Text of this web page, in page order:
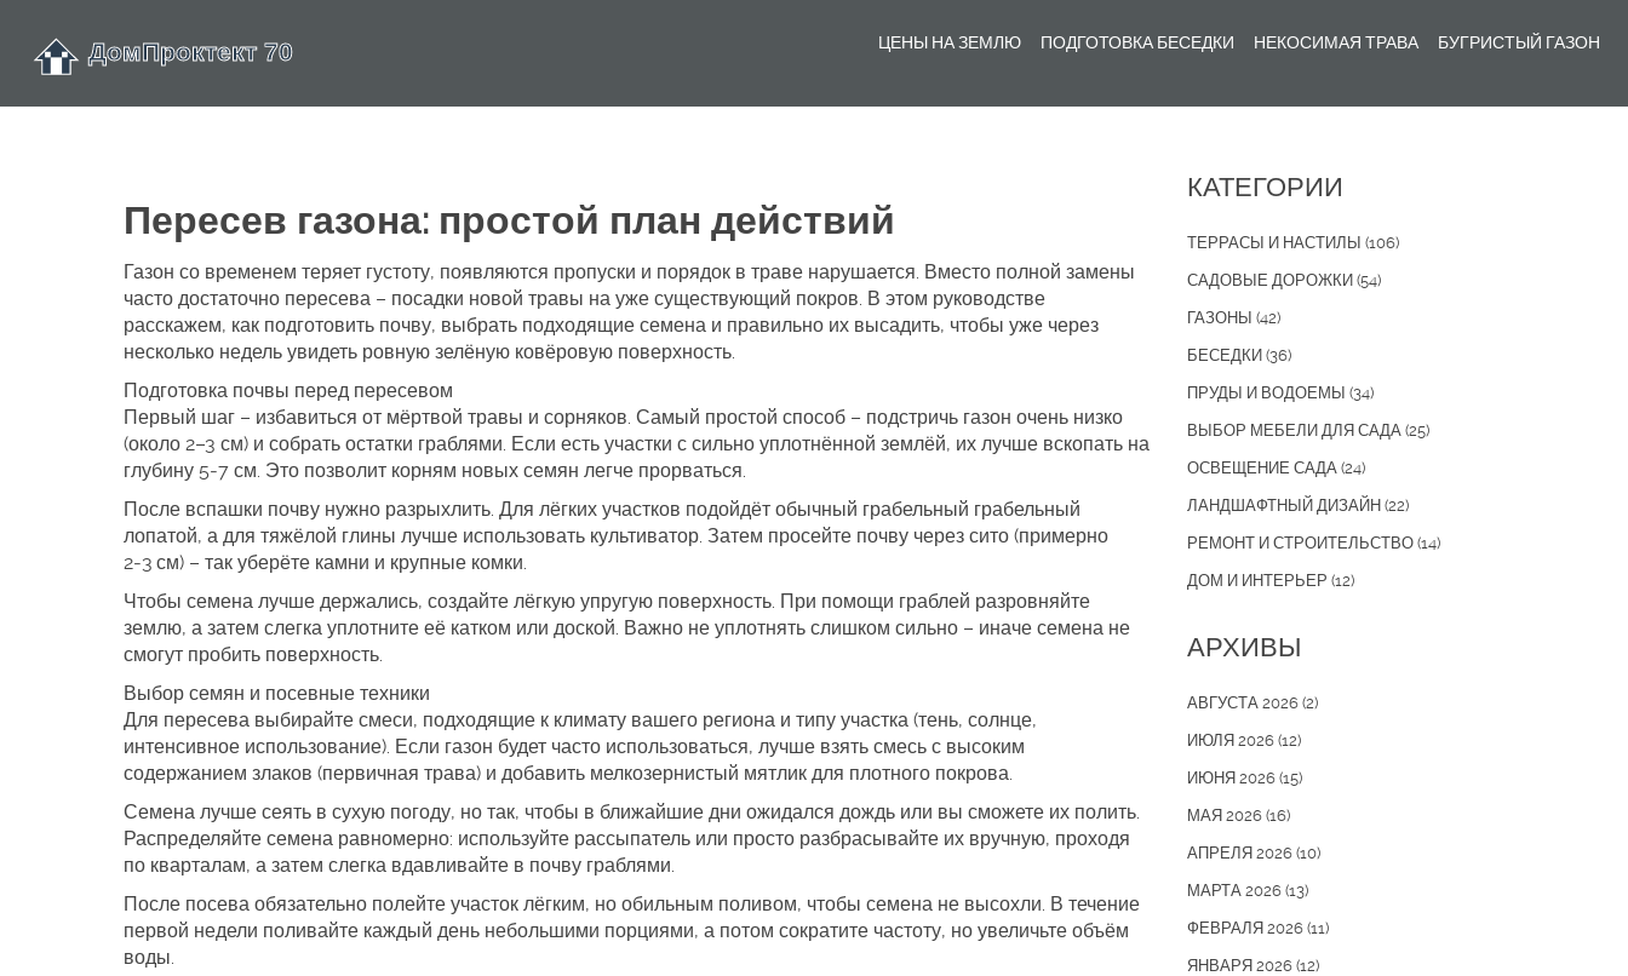
ЦЕНЫ НА ЗЕМЛЮ ПОДГОТОВКА БЕСЕДКИ НЕКОСИМАЯ ТРАВА БУГРИСТЫЙ ГАЗОН
Пересев газона: простой план действий
Газон со временем теряет густоту, появляются пропуски и порядок в траве нарушается. Вместо полной замены
часто достаточно пересева – посадки новой травы на уже существующий покров. В этом руководстве
расскажем, как подготовить почву, выбрать подходящие семена и правильно их высадить, чтобы уже через
несколько недель увидеть ровную зелёную ковёровую поверхность.
Подготовка почвы перед пересевом
Первый шаг – избавиться от мёртвой травы и сорняков. Самый простой способ – подстричь газон очень низко
(около 2–3 см) и собрать остатки граблями. Если есть участки с сильно уплотнённой землёй, их лучше вскопать на
глубину 5‑7 см. Это позволит корням новых семян легче прорваться.
После вспашки почву нужно разрыхлить. Для лёгких участков подойдёт обычный грабельный грабельный
лопатой, а для тяжёлой глины лучше использовать культиватор. Затем просейте почву через сито (примерно
2‑3 см) – так уберёте камни и крупные комки.
Чтобы семена лучше держались, создайте лёгкую упругую поверхность. При помощи граблей разровняйте
землю, а затем слегка уплотните её катком или доской. Важно не уплотнять слишком сильно – иначе семена не
смогут пробить поверхность.
Выбор семян и посевные техники
Для пересева выбирайте смеси, подходящие к климату вашего региона и типу участка (тень, солнце,
интенсивное использование). Если газон будет часто использоваться, лучше взять смесь с высоким
содержанием злаков (первичная трава) и добавить мелкозернистый мятлик для плотного покрова.
Семена лучше сеять в сухую погоду, но так, чтобы в ближайшие дни ожидался дождь или вы сможете их полить.
Распределяйте семена равномерно: используйте рассыпатель или просто разбрасывайте их вручную, проходя
по кварталам, а затем слегка вдавливайте в почву граблями.
После посева обязательно полейте участок лёгким, но обильным поливом, чтобы семена не высохли. В течение
первой недели поливайте каждый день небольшими порциями, а потом сократите частоту, но увеличьте объём
воды.
КАТЕГОРИИ
ТЕРРАСЫ И НАСТИЛЫ (106)
САДОВЫЕ ДОРОЖКИ (54)
ГАЗОНЫ (42)
БЕСЕДКИ (36)
ПРУДЫ И ВОДОЕМЫ (34)
ВЫБОР МЕБЕЛИ ДЛЯ САДА (25)
ОСВЕЩЕНИЕ САДА (24)
ЛАНДШАФТНЫЙ ДИЗАЙН (22)
РЕМОНТ И СТРОИТЕЛЬСТВО (14)
ДОМ И ИНТЕРЬЕР (12)
АРХИВЫ
АВГУСТА 2026 (2)
ИЮЛЯ 2026 (12)
ИЮНЯ 2026 (15)
МАЯ 2026 (16)
АПРЕЛЯ 2026 (10)
МАРТА 2026 (13)
ФЕВРАЛЯ 2026 (11)
ЯНВАРЯ 2026 (12)